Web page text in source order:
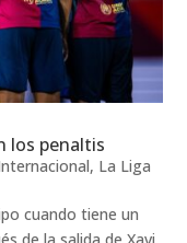
los penaltis
, La Liga
cuando tiene un
de la salida de Xavi